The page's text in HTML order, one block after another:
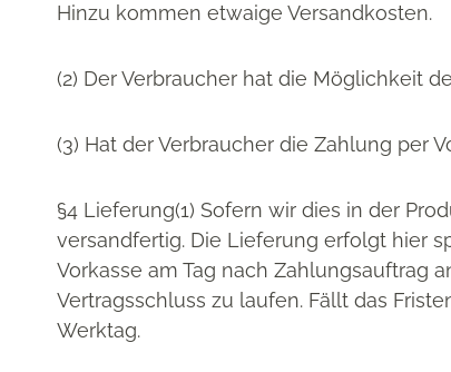
Hinzu kommen etwaige Versandkosten.
(2) Der Verbraucher hat die Möglichkeit
(3) Hat der Verbraucher die Zahlung per
§4 Lieferung(1) Sofern wir dies in der
versandfertig. Die Lieferung erfolgt hier
Vorkasse am Tag nach Zahlungsauftrag
Vertragsschluss zu laufen. Fällt das
Werktag.